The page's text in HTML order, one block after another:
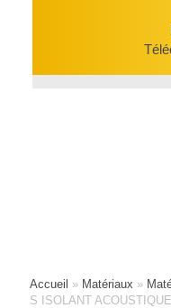
Accueil » Matériaux »
S ISOLANT ACOUSTIQUE